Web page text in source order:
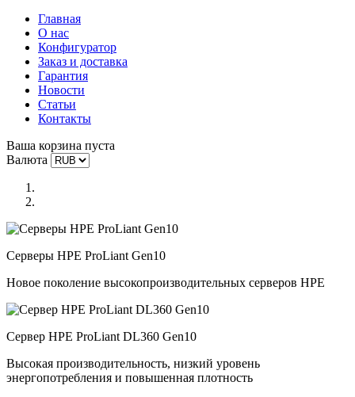
Главная
О нас
Конфигуратор
Заказ и доставка
Гарантия
Новости
Статьи
Контакты
Ваша корзина пуста
Валюта
Серверы HPE ProLiant Gen10
Новое поколение высокопроизводительных серверов HPE
Сервер HPE ProLiant DL360 Gen10
Высокая производительность, низкий уровень
энергопотребления и повышенная плотность